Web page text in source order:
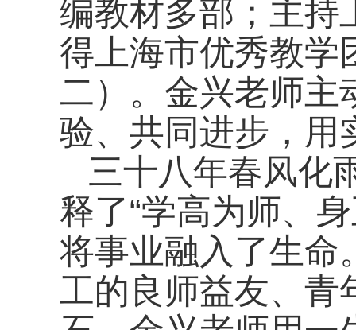
编教材多部；主持
得上海市优秀教学
二）。金兴老师主
验、共同进步，用
三十八年春风化
释了“学高为师、
将事业融入了生命
工的良师益友、青